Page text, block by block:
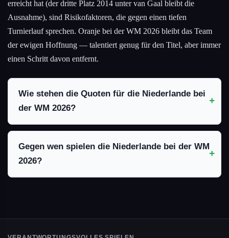
erreicht hat (der dritte Platz 2014 unter van Gaal bleibt die
Ausnahme), sind Risikofaktoren, die gegen einen tiefen
Turnierlauf sprechen. Oranje bei der WM 2026 bleibt das Team
der ewigen Hoffnung — talentiert genug für den Titel, aber immer
einen Schritt davon entfernt.
Wie stehen die Quoten für die Niederlande bei
der WM 2026?
Gegen wen spielen die Niederlande bei der WM
2026?